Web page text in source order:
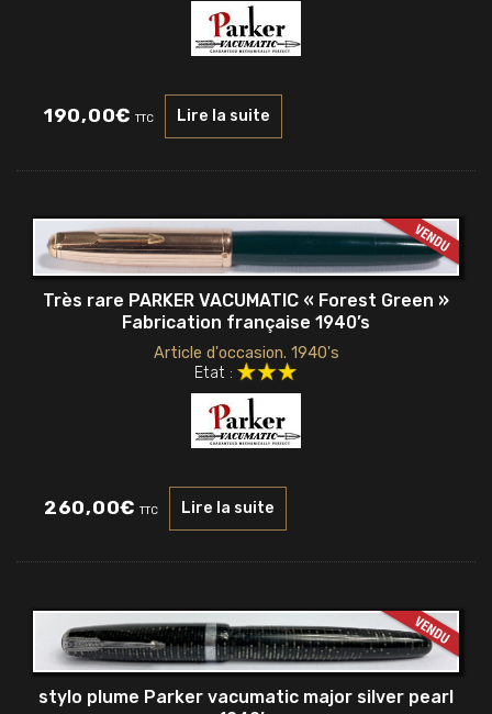
190,00€ TTC Lire la suite
Très rare PARKER VACUMATIC « Forest Green »
Fabrication française 1940’s
Article d'occasion. 1940's
Etat :
260,00€ TTC Lire la suite
stylo plume Parker vacumatic major silver pearl